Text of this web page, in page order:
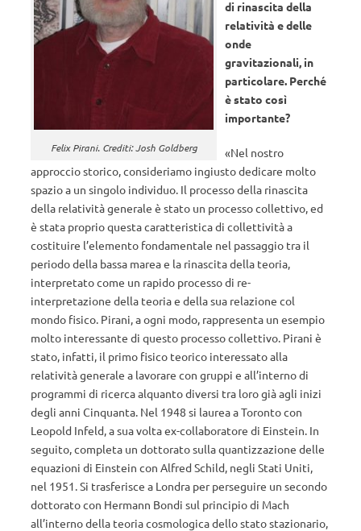
Felix Pirani. Crediti: Josh Goldberg
di rinascita della
relatività e delle
onde
gravitazionali, in
particolare. Perché
è stato così
importante?
«Nel nostro
approccio storico, consideriamo ingiusto dedicare molto
spazio a un singolo individuo. Il processo della rinascita
della relatività generale è stato un processo collettivo, ed
è stata proprio questa caratteristica di collettività a
costituire l’elemento fondamentale nel passaggio tra il
periodo della bassa marea e la rinascita della teoria,
interpretato come un rapido processo di re-
interpretazione della teoria e della sua relazione col
mondo fisico. Pirani, a ogni modo, rappresenta un esempio
molto interessante di questo processo collettivo. Pirani è
stato, infatti, il primo fisico teorico interessato alla
relatività generale a lavorare con gruppi e all’interno di
programmi di ricerca alquanto diversi tra loro già agli inizi
degli anni Cinquanta. Nel 1948 si laurea a Toronto con
Leopold Infeld, a sua volta ex-collaboratore di Einstein. In
seguito, completa un dottorato sulla quantizzazione delle
equazioni di Einstein con Alfred Schild, negli Stati Uniti,
nel 1951. Si trasferisce a Londra per perseguire un secondo
dottorato con Hermann Bondi sul principio di Mach
all’interno della teoria cosmologica dello stato stazionario,